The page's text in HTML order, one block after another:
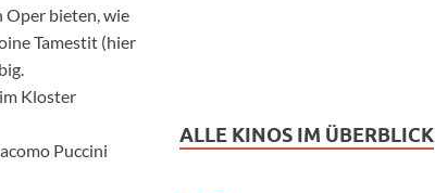
Oper bieten, wie
Tamestit (hier
Kloster
Puccini
ALLE KINOS IM ÜBERBLICK